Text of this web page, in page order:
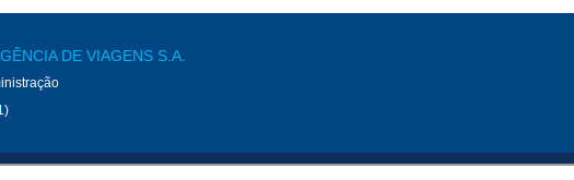
DE VIAGENS S.A.